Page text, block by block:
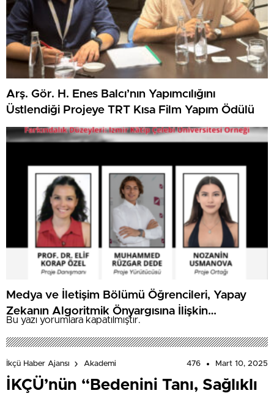
Arş. Gör. H. Enes Balcı’nın Yapımcılığını
Üstlendiği Projeye TRT Kısa Film Yapım Ödülü
Medya ve İletişim Bölümü Öğrencileri, Yapay
Zekanın Algoritmik Önyargısına İlişkin
Farkındalık Düzeylerini Araştıracak
Bu yazı yorumlara kapatılmıştır.
İkçü Haber Ajansı Akademi 476 Mart 10, 2025
İKÇÜ’nün “Bedenini Tanı, Sağlıklı